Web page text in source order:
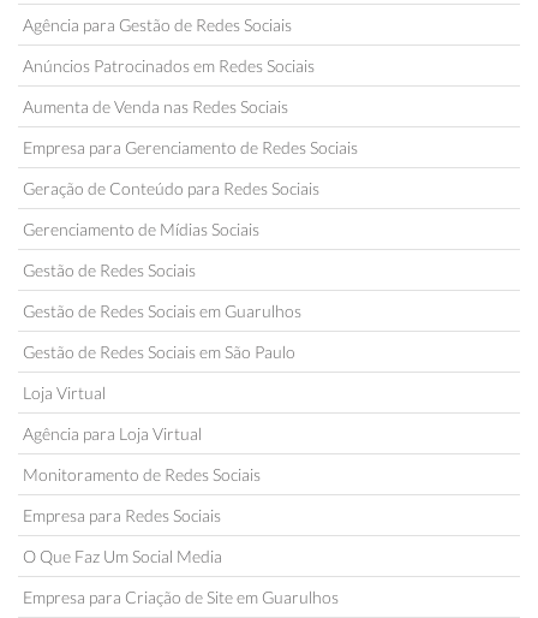
Agência para Gestão de Redes Sociais
Anúncios Patrocinados em Redes Sociais
Aumenta de Venda nas Redes Sociais
Empresa para Gerenciamento de Redes Sociais
Geração de Conteúdo para Redes Sociais
Gerenciamento de Mídias Sociais
Gestão de Redes Sociais
Gestão de Redes Sociais em Guarulhos
Gestão de Redes Sociais em São Paulo
Loja Virtual
Agência para Loja Virtual
Monitoramento de Redes Sociais
Empresa para Redes Sociais
O Que Faz Um Social Media
Empresa para Criação de Site em Guarulhos